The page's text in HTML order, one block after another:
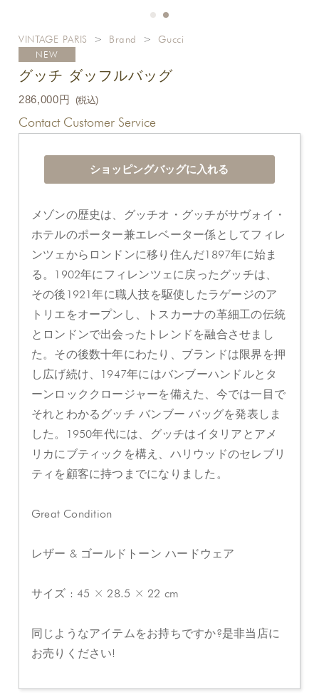
VINTAGE PARIS > Brand > Gucci
NEW
グッチ ダッフルバッグ
286,000円 (税込)
Contact Customer Service
メゾンの歴史は、グッチオ・グッチがサヴォイ・
ホテルのポーター兼エレベーター係としてフィレ
ンツェからロンドンに移り住んだ1897年に始ま
る。1902年にフィレンツェに戻ったグッチは、
その後1921年に職人技を駆使したラゲージのア
トリエをオープンし、トスカーナの革細工の伝統
とロンドンで出会ったトレンドを融合させまし
た。その後数十年にわたり、ブランドは限界を押
し広げ続け、1947年にはバンブーハンドルとタ
ーンロッククロージャーを備えた、今では一目で
それとわかるグッチ バンブー バッグを発表しま
した。1950年代には、グッチはイタリアとアメ
リカにブティックを構え、ハリウッドのセレブリ
ティを顧客に持つまでになりました。
Great Condition
レザー & ゴールドトーン ハードウェア
サイズ : 45 × 28.5 × 22 cm
同じようなアイテムをお持ちですか?是非当店に
お売りください!